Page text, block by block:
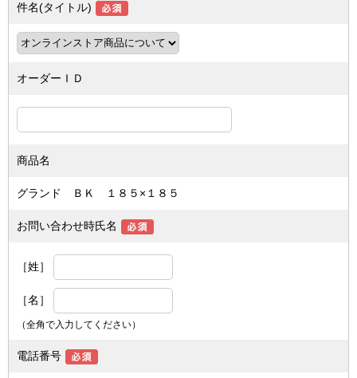
件名(タイトル)
オーダーＩＤ
商品名
グランド ＢＫ １８５×１８５
お問い合わせ時氏名
［姓］
［名］
（全角で入力してください）
電話番号